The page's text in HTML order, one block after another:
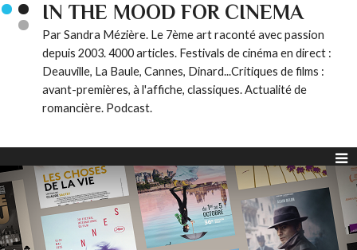
IN THE MOOD FOR CINEMA
Par Sandra Mézière. Le 7ème art raconté avec passion
depuis 2003. 4000 articles. Festivals de cinéma en direct :
Deauville, La Baule, Cannes, Dinard...Critiques de films :
avant-premières, à l'affiche, classiques. Actualité de
romancière. Podcast.